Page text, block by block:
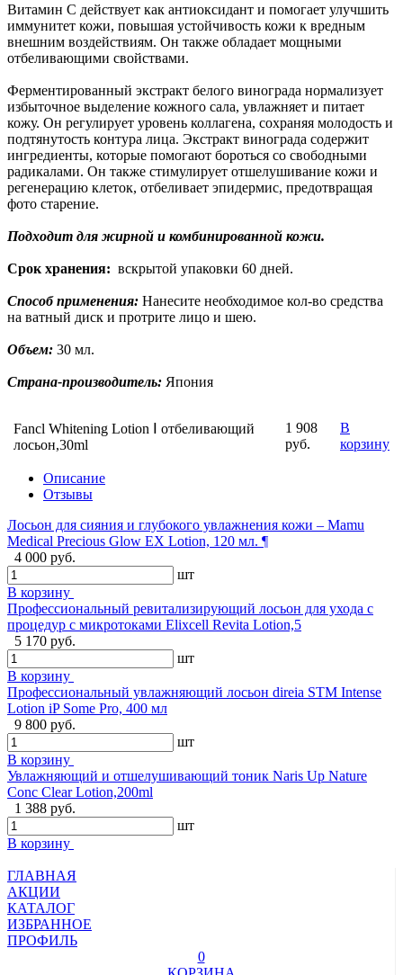
Витамин С действует как антиоксидант и помогает улучшить
иммунитет кожи, повышая устойчивость кожи к вредным
внешним воздействиям. Он также обладает мощными
отбеливающими свойствами.
Ферментированный экстракт белого винограда нормализует
избыточное выделение кожного сала, увлажняет и питает
кожу. Он регулирует уровень коллагена, сохраняя молодость и
подтянутость контура лица. Экстракт винограда содержит
ингредиенты, которые помогают бороться со свободными
радикалами. Он также стимулирует отшелушивание кожи и
регенерацию клеток, отбеливает эпидермис, предотвращая
фото старение.
Подходит для жирной и комбинированной кожи.
Срок хранения: вскрытой упаковки 60 дней.
Способ применения: Нанесите необходимое кол-во средства
на ватный диск и протрите лицо и шею.
Объем: 30 мл.
Страна-производитель: Япония
Fancl Whitening Lotion Ⅰ отбеливающий
лосьон,30ml
1 908
руб.
В
корзину
Описание
Отзывы
Лосьон для сияния и глубокого увлажнения кожи – Mamu
Medical Precious Glow EX Lotion, 120 мл. ¶
4 000 руб.
шт
В корзину
Профессиональный ревитализирующий лосьон для ухода с
процедур с микротоками Elixcell Revita Lotion,5
5 170 руб.
шт
В корзину
Профессиональный увлажняющий лосьон direia STM Intense
Lotion iP Some Pro, 400 мл
9 800 руб.
шт
В корзину
Увлажняющий и отшелушивающий тоник Naris Up Nature
Conc Clear Lotion,200ml
1 388 руб.
шт
В корзину
ГЛАВНАЯ
АКЦИИ
КАТАЛОГ
ИЗБРАННОЕ
ПРОФИЛЬ
0